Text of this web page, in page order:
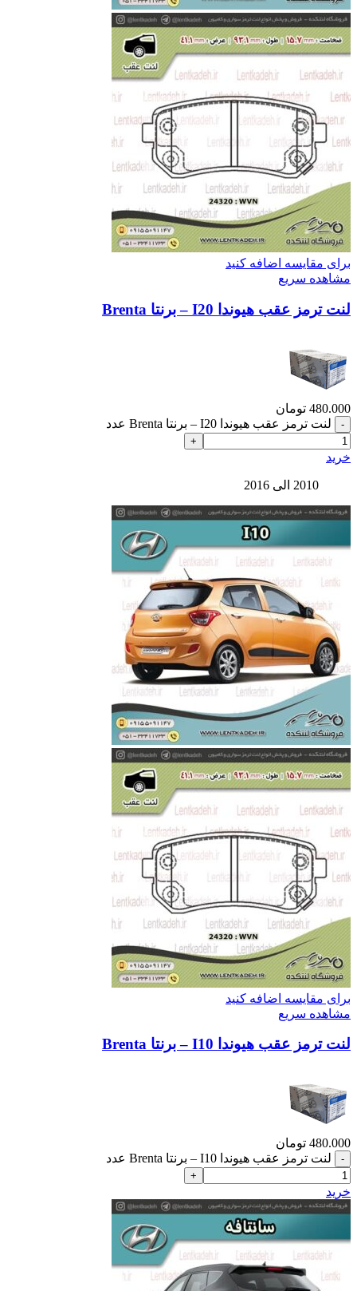
برای مقایسه اضافه کنید
مشاهده سریع
لنت ترمز عقب هیوندا I20 – برنتا Brenta
480.000 تومان
لنت ترمز عقب هیوندا I20 – برنتا Brenta عدد
خرید
2010 الی 2016
برای مقایسه اضافه کنید
مشاهده سریع
لنت ترمز عقب هیوندا I10 – برنتا Brenta
480.000 تومان
لنت ترمز عقب هیوندا I10 – برنتا Brenta عدد
خرید